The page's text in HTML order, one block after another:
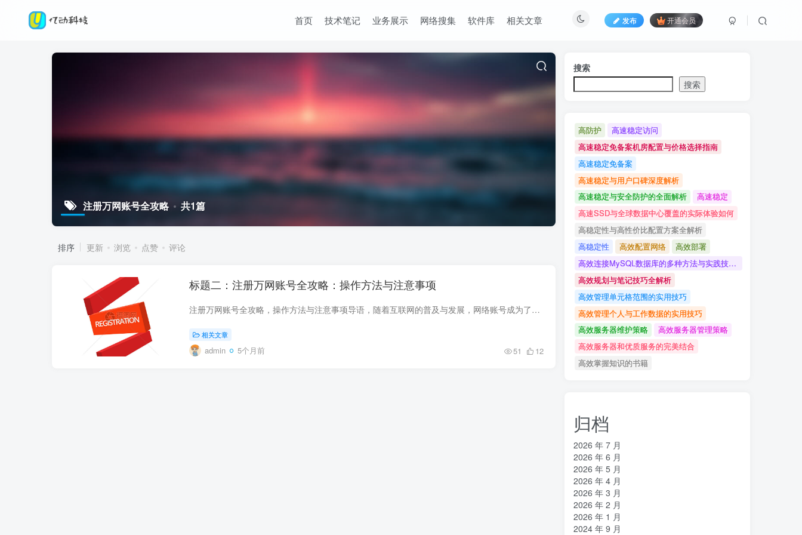
发布 开通会员
首页 技术笔记 业务展示 网络搜集 软件库 相关文章
注册万网账号全攻略 共1篇
排序 更新 浏览 点赞 评论
标题二：注册万网账号全攻略：操作方法与注意事项
注册万网账号全攻略，操作方法与注意事项导语，随着互联网的普及与发展，网络账号成为了人们日常生活中不可或缺的一部分，作为中国领先的网络服务提供商之一，万网为广大用户提供了便捷的服务，...
相关文章
admin 5个月前 51 12
搜索
搜索
高防护
高速稳定访问
高速稳定免备案机房配置与价格选择指南
高速稳定免备案
高速稳定与用户口碑深度解析
高速稳定与安全防护的全面解析
高速稳定
高速SSD与全球数据中心覆盖的实际体验如何
高稳定性与高性价比配置方案全解析
高稳定性
高效配置网络
高效部署
高效连接MySQL数据库的多种方法与实践技巧详解
高效规划与笔记技巧全解析
高效管理单元格范围的实用技巧
高效管理个人与工作数据的实用技巧
高效服务器维护策略
高效服务器管理策略
高效服务器和优质服务的完美结合
高效掌握知识的书籍
归档
2026 年 7 月
2026 年 6 月
2026 年 5 月
2026 年 4 月
2026 年 3 月
2026 年 2 月
2026 年 1 月
2024 年 9 月